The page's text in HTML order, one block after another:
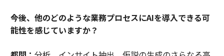
――今後、他のどのような業務プロセスにAIを導入できる可
能性を感じていますか？